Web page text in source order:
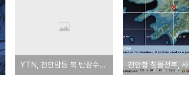
YTN, 천안암등 북 반잠수정 대응위해 출동